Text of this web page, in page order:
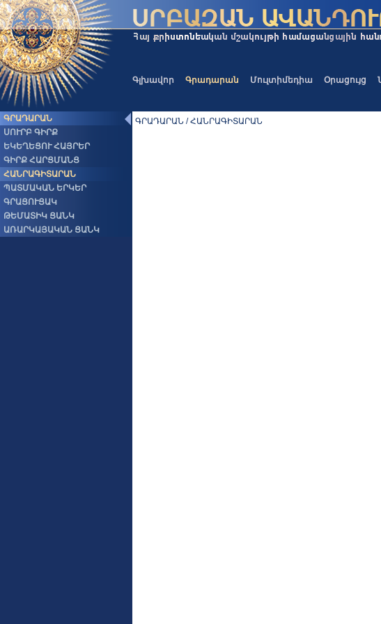
Գլխավոր Գրադարան Մուլտիմեդիա Օրացույց
ԳՐԱԴԱՐԱՆ
ՍՈՒՐԲ ԳԻՐՔ
ԵԿԵՂԵՑՈՒ ՀԱՅՐԵՐ
ԳԻՐՔ ՀԱՐՑՄԱՆՑ
ՀԱՆՐԱԳԻՏԱՐԱՆ
ՊԱՏՄԱԿԱՆ ԵՐԿԵՐ
ԳՐԱՑՈՒՑԱԿ
ԹԵՄԱՏԻԿ ՑԱՆԿ
ԱՌԱՐԿԱՅԱԿԱՆ ՑԱՆԿ
ԳՐԱԴԱՐԱՆ / ՀԱՆՐԱԳԻՏԱՐԱՆ